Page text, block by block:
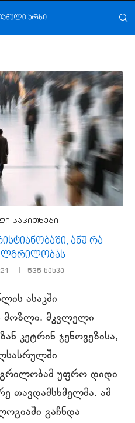
საკითხები
ანუ რა
535 ნახვა
ასაკში
მოზლი. მკვლელი
კეტრინ ჯენოვეზისა,
უფრო დიდი
თავდამსხმელმა. ამ
გაჩნდა